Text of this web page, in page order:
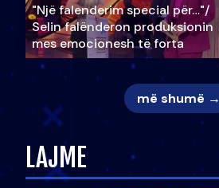
"Një falenderim special për…"/
Selin falënderon produksionin
mes emocionesh të forta
më shumë →
LAJME